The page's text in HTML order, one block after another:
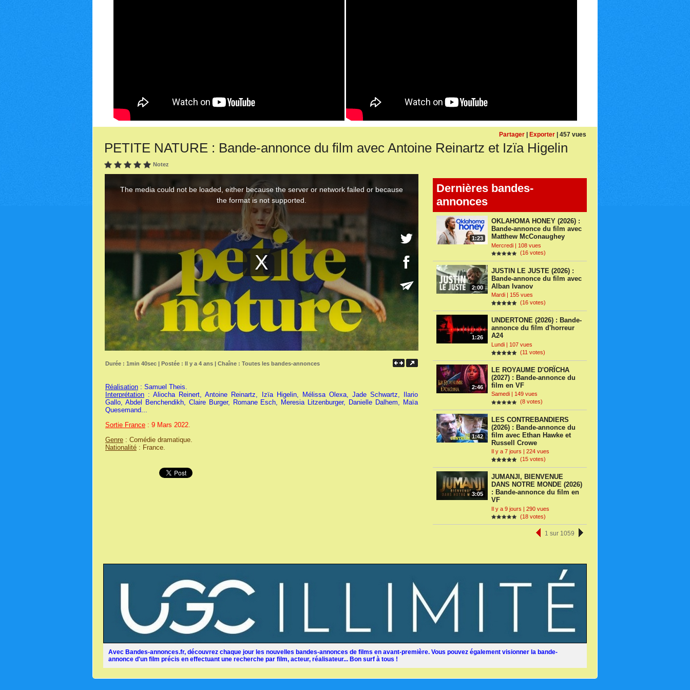
Partager | Exporter | 457 vues
PETITE NATURE : Bande-annonce du film avec Antoine Reinartz et Izïa Higelin
Notez
Dernières bandes-
annonces
1:23
OKLAHOMA HONEY (2026) :
Bande-annonce du film avec
Matthew McConaughey
Mercredi | 108 vues
(16 votes)
2:00
JUSTIN LE JUSTE (2026) :
Bande-annonce du film avec
Alban Ivanov
Mardi | 155 vues
(16 votes)
1:26
UNDERTONE (2026) : Bande-
annonce du film d'horreur
A24
Lundi | 107 vues
(11 votes)
2:46
LE ROYAUME D'ORÏCHA
(2027) : Bande-annonce du
film en VF
Samedi | 149 vues
(8 votes)
1:42
LES CONTREBANDIERS
(2026) : Bande-annonce du
film avec Ethan Hawke et
Russell Crowe
Il y a 7 jours | 224 vues
(15 votes)
3:05
JUMANJI, BIENVENUE
DANS NOTRE MONDE (2026)
: Bande-annonce du film en
VF
Il y a 9 jours | 290 vues
(18 votes)
1 sur 1059
Durée : 1min 40sec | Postée : Il y a 4 ans | Chaîne : Toutes les bandes-annonces
Réalisation : Samuel Theis.
Interprétation : Aliocha Reinert, Antoine Reinartz, Izïa Higelin, Mélissa Olexa, Jade Schwartz, Ilario
Gallo, Abdel Benchendikh, Claire Burger, Romane Esch, Meresia Litzenburger, Danielle Dalhem, Maïa
Quesemand...
Sortie France : 9 Mars 2022.
Genre : Comédie dramatique.
Nationalité : France.
Avec Bandes-annonces.fr, découvrez chaque jour les nouvelles bandes-annonces de films en avant-première. Vous pouvez également visionner la bande-
annonce d'un film précis en effectuant une recherche par film, acteur, réalisateur... Bon surf à tous !